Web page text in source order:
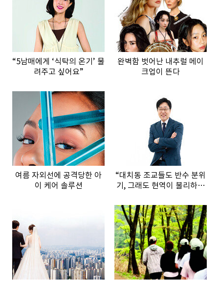
“5남매에게 ‘식탁의 온기’ 물
려주고 싶어요”
완벽함 벗어난 내추럴 메이
크업이 뜬다
여름 자외선에 공격당한 아
이 케어 솔루션
“대치동 조교들도 반수 분위
기, 그래도 현역이 불리하지